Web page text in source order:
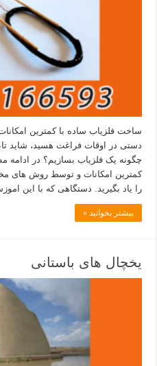
ساخت فلزیاب ساده با کمترین
دستی در اوقات فراغت هسید، شاید
چگونه یک فلزیاب بسازیم؟ در ادامه
کمترین امکانات و توسط روش های
را یاد بگیرید. دستگاهی که با این
بیشتر بخوانید »
یخچال های باستانی